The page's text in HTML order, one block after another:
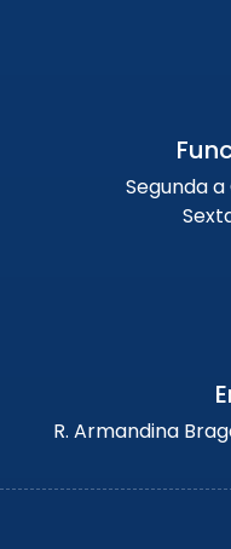
Segunda
R. Armandina